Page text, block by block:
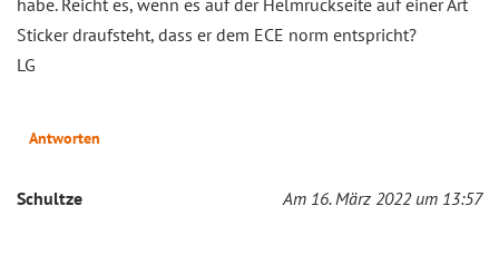
Sticker draufsteht, dass er dem ECE norm entspricht?
LG
Antworten
Schultze Am 16. März 2022 um 13:57